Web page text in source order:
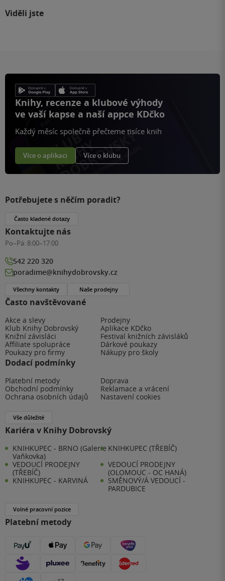
Viděli jste
Knihy, recenze a klubové výhody
ve vaší kapse a naší appce KDčko
Každý měsíc společně přečteme tisíce knih
Více o aplikaci Více o klubu
Často navštěvované
Akce a slevy
Prodejny
Klub Knihy Dobrovský
Aplikace KDčko
Knižní závisláci
Festival knižních závisláků
Affiliate spolupráce
Dárkové poukazy
Poukazy pro firmy
Nákupy pro školy
Dodací podmínky
Platební metody
Doprava
Obchodní podmínky
Reklamace a vrácení
Ochrana osobních údajů
Nastavení cookies
Vše důležité
Kariéra v Knihy Dobrovský
KNIHKUPEC - BRNO (Galerie
Vaňkovka)
KNIHKUPEC (TŘEBÍČ)
VEDOUCÍ PRODEJNY
(TŘEBÍČ)
VEDOUCÍ PRODEJNY
(OLOMOUC - OC HANÁ)
KNIHKUPEC - KARVINÁ
SMĚNOVÝ/Á VEDOUCÍ -
PARDUBICE
Volné pracovní pozice
Platební metody
Potřebujete s něčím poradit?
Často kladené dotazy
Kontaktujte nás
Po–Pá: 8:00–17:00
542 220 320
poradime@knihydobrovsky.cz
Všechny kontakty Naše prodejny